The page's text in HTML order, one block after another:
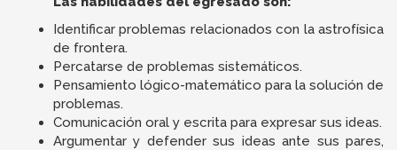
Identificar problemas relacionados con la astrofísica
de frontera.
Percatarse de problemas sistemáticos.
Pensamiento lógico-matemático para la solución de
problemas.
Comunicación oral y escrita para expresar sus ideas.
Argumentar y defender sus ideas ante sus pares,